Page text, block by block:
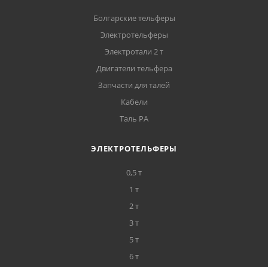
Болгарские тельферы
Электротельферы
Электротали 2 т
Двигатели тельфера
Запчасти для талей
Кабели
Таль РА
ЭЛЕКТРОТЕЛЬФЕРЫ
0,5 т
1 т
2 т
3 т
5 т
6 т